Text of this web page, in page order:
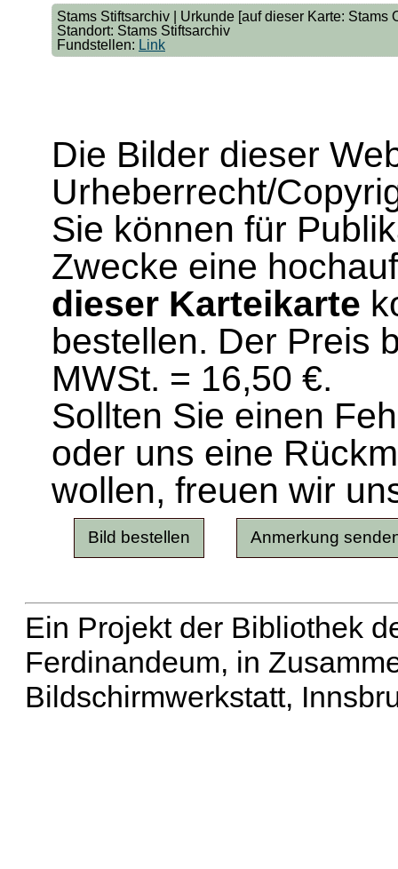
Stams Stiftsarchiv | Urkunde [auf dieser Karte: Stams
Standort: Stams Stiftsarchiv
Fundstellen: Link
Die Bilder dieser
Urheberrecht/
Sie können für
Zwecke eine
dieser Karteikarte
bestellen. Der Preis
MWSt. = 16,50 €.
Sollten Sie einen
oder uns eine
wollen, freuen wir
Ein Projekt der Bibliothek
Ferdinandeum, in
Bildschirmwerkstatt,